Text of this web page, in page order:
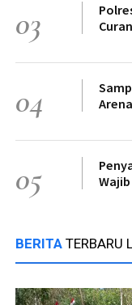
03
04
05
Wajib
BERITA TERBARU